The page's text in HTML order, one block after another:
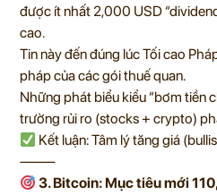
được ít nhất 2,000 USD
cao.
Tin này đến đúng lúc Tối cao
pháp của các gói thuế quan.
Những phát biểu kiểu “bơm tiền
trường rủi ro (stocks + crypto)
Kết luận: Tâm lý tăng giá
⸻
3. Bitcoin: Mục tiêu mới